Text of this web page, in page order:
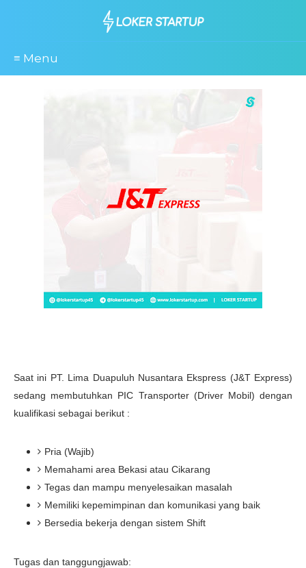
≡ Menu
Saat ini PT. Lima Duapuluh Nusantara Ekspress (J&T Express)
sedang membutuhkan PIC Transporter (Driver Mobil) dengan
kualifikasi sebagai berikut :
Pria (Wajib)
Memahami area Bekasi atau Cikarang
Tegas dan mampu menyelesaikan masalah
Memiliki kepemimpinan dan komunikasi yang baik
Bersedia bekerja dengan sistem Shift
Tugas dan tanggungjawab: